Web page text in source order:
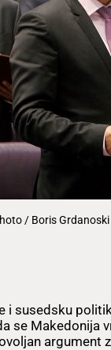
/ Boris Grdanoski
i susedsku
se Makedonija
argument